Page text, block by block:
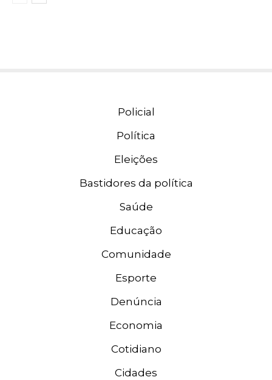
Policial
Política
Eleições
Bastidores da política
Saúde
Educação
Comunidade
Esporte
Denúncia
Economia
Cotidiano
Cidades